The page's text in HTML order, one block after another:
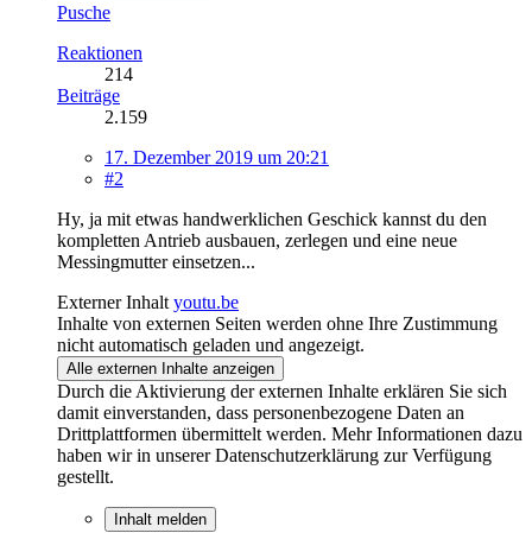
Pusche
Reaktionen
214
Beiträge
2.159
17. Dezember 2019 um 20:21
#2
Hy, ja mit etwas handwerklichen Geschick kannst du den
kompletten Antrieb ausbauen, zerlegen und eine neue
Messingmutter einsetzen...
Externer Inhalt youtu.be
Inhalte von externen Seiten werden ohne Ihre Zustimmung
nicht automatisch geladen und angezeigt.
Alle externen Inhalte anzeigen
Durch die Aktivierung der externen Inhalte erklären Sie sich
damit einverstanden, dass personenbezogene Daten an
Drittplattformen übermittelt werden. Mehr Informationen dazu
haben wir in unserer Datenschutzerklärung zur Verfügung
gestellt.
Inhalt melden